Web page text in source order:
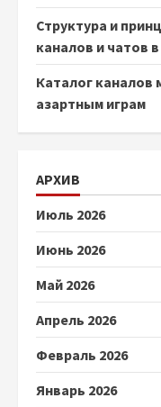
Структура и
каналов и чатов
Каталог каналов
азартным играм
АРХИВ
Июль 2026
Июнь 2026
Май 2026
Апрель 2026
Февраль 2026
Январь 2026